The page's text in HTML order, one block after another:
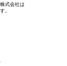
式会社は
。